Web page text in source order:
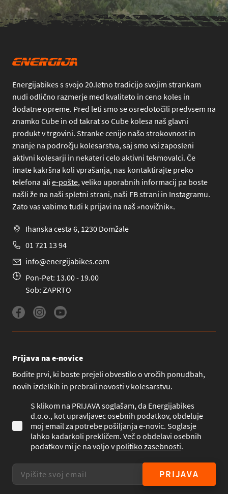
Energijabikes s svojo 20.letno tradicijo svojim strankam
nudi odlično razmerje med kvaliteto in ceno koles in
dodatne opreme. Pred leti smo se osredotočili predvsem na
znamko Cube in od takrat so Cube kolesa naš glavni
produkt v trgovini. Stranke cenijo našo strokovnost in
znanje na področju kolesarstva, saj smo vsi zaposleni
aktivni kolesarji in nekateri celo aktivni tekmovalci. Če
imate kakršna koli vprašanja, nas kontaktirajte preko
telefona ali e-pošte, veliko uporabnih informacij pa boste
našli že na naši spletni strani, naši FB strani in Instagramu.
Zato vas vabimo tudi k prijavi na naš »novičnik«.
Ihanska cesta 6, 1230 Domžale
01 721 13 94
info@energijabikes.com
Pon-Pet: 13.00 - 19.00
Sob: ZAPRTO
Prijava na e-novice
Bodite prvi, ki boste prejeli obvestilo o vročih ponudbah,
novih izdelkih in prebrali novosti v kolesarstvu.
S klikom na PRIJAVA soglašam, da Energijabikes
d.o.o., kot upravljavec osebnih podatkov, obdeluje
moj email za potrebe pošiljanja e-novic. Soglasje
lahko kadarkoli prekličem. Več o obdelavi osebnih
podatkov mi je na voljo vpolitiko zasebnosti.
PRIJAVA